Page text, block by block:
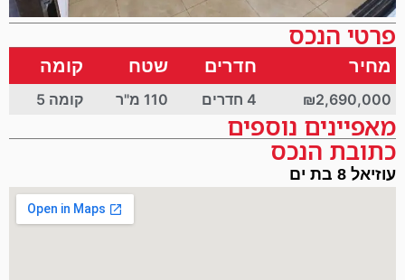
פרטי הנכס
מחיר חדרים שטח קומה
₪2,690,000 4 חדרים 110 מ"ר קומה 5
מאפיינים נוספים
כתובת הנכס
עוזיאל 8 בת ים